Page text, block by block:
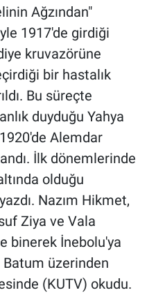
Ağzından"
1917'de girdiği
kruvazörüne
bir hastalık
Bu süreçte
duyduğu Yahya
Alemdar
İlk dönemlerinde
olduğu
Nazım Hikmet,
Ziya ve Vala
binerek İnebolu'ya
üzerinden
(KUTV) okudu.